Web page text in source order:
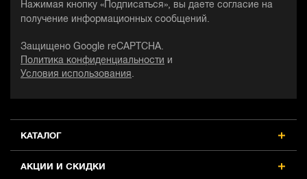
КАТАЛОГ
АКЦИИ И СКИДКИ
Нажимая кнопку «Подписаться», вы даете согласие на
получение информационных сообщений.
Защищено Google reCAPTCHA.
Политика конфиденциальности
и
Условия использования .